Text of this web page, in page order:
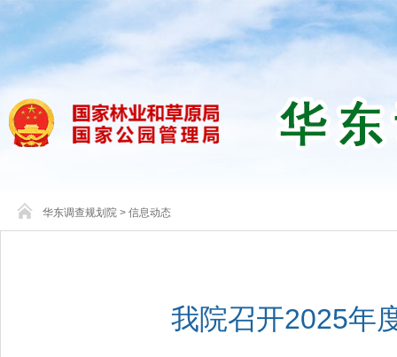
华东调查规划院 > 信息动态
我院召开2025年